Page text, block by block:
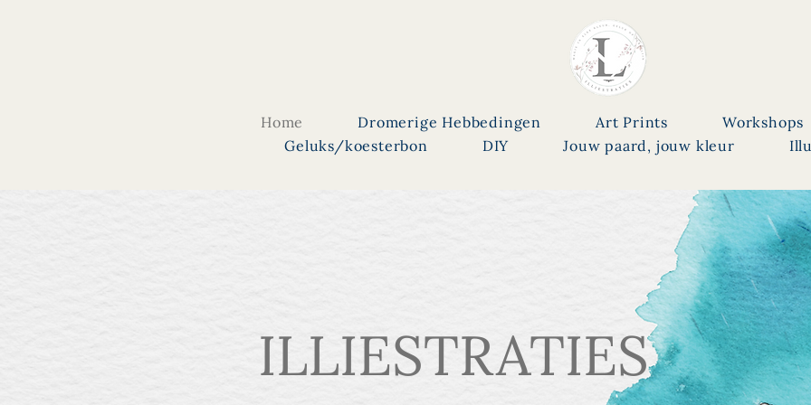
Home Dromerige Hebbedingen Art Prints
Workshops
Geluks/koesterbon
DIY Jouw paard, jouw kleur
ILLIESTRATIES